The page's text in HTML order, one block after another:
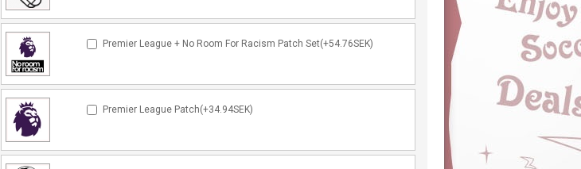
Premier League + No Room For Racism Patch Set(+54.76SEK)
Premier League Patch(+34.94SEK)